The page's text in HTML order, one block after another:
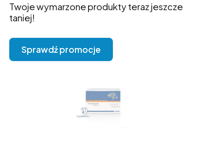
Twoje wymarzone produkty teraz jeszcze
taniej!
Sprawdź promocje